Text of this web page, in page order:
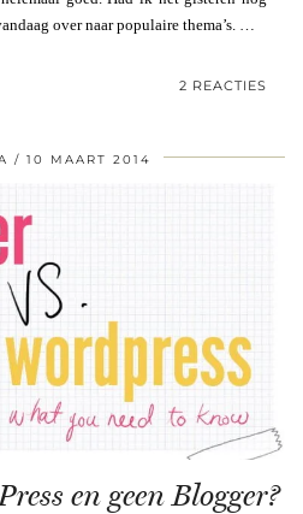
over naar populaire thema’s. …
2 REACTIES
10 MAART 2014
en geen Blogger?